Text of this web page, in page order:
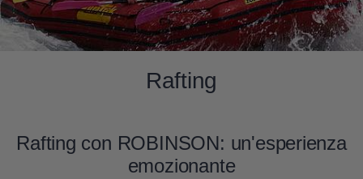
Rafting
Rafting con ROBINSON: un'esperienza
emozionante